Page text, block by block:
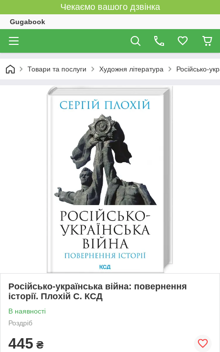
Чекаємо вашого дзвінка
Gugabook
Товари та послуги Художня література Російсько-
Російсько-українська війна: повернення
історії. Плохій С. КСД
В наявності
Роздріб
445 ₴